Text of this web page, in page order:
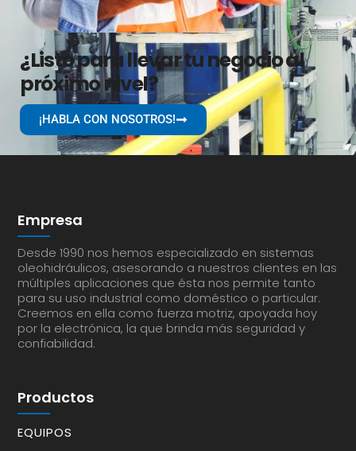
¿Listo para llevar tu negocio al
próximo nivel?
¡HABLA CON NOSOTROS!
Empresa
Desde 1990 nos hemos especializado en sistemas
oleohidráulicos, asesorando a nuestros clientes en las
múltiples aplicaciones que ésta nos permite tanto
para su uso industrial como doméstico o particular.
Creemos en ella como fuerza motriz, apoyada hoy
por la electrónica, la que brinda más seguridad y
confiabilidad.
Productos
EQUIPOS